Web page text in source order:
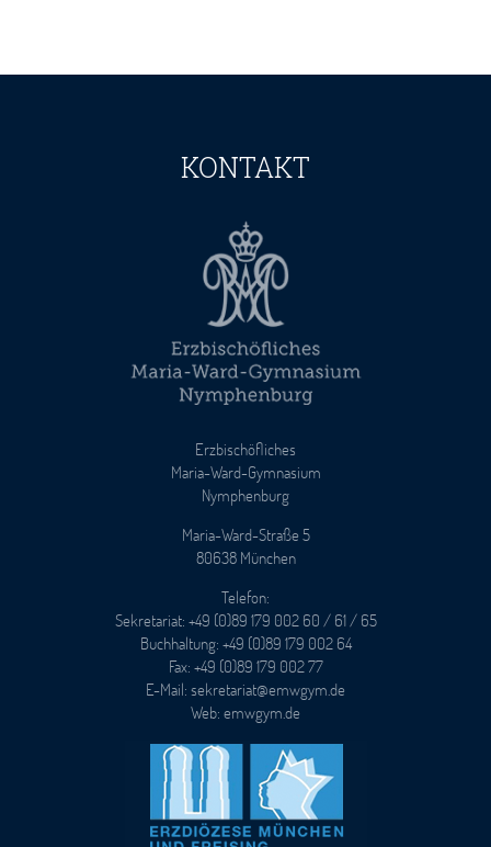
KONTAKT
Erzbischöfliches
Maria-Ward-Gymnasium
Nymphenburg
Maria-Ward-Straße 5
80638 München
Telefon:
Sekretariat: +49 (0)89 179 002 60 / 61 / 65
Buchhaltung: +49 (0)89 179 002 64
Fax: +49 (0)89 179 002 77
E-Mail: sekretariat@emwgym.de
Web: emwgym.de